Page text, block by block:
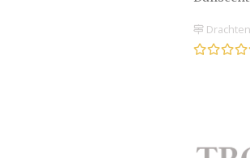
Drachten